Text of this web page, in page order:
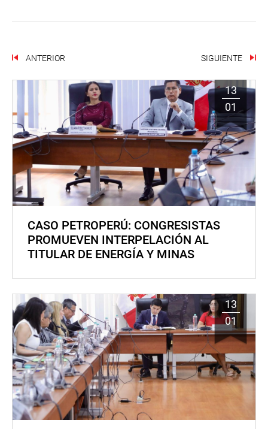
ANTERIOR SIGUIENTE
13
01
CASO PETROPERÚ: CONGRESISTAS
PROMUEVEN INTERPELACIÓN AL
TITULAR DE ENERGÍA Y MINAS
13
01